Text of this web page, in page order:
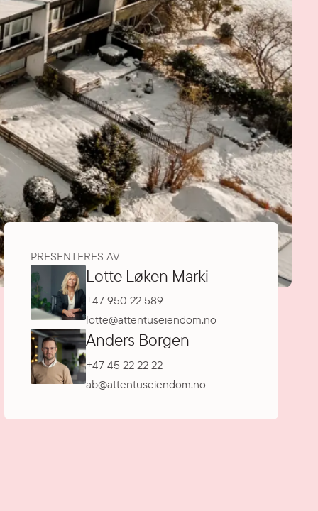
PRESENTERES AV
Lotte Løken Marki
+47 950 22 589
lotte@attentuseiendom.no
Anders Borgen
+47 45 22 22 22
ab@attentuseiendom.no